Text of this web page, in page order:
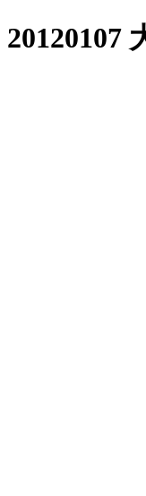
20120107